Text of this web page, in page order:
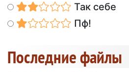
Так себе
Пф!
Последние файлы